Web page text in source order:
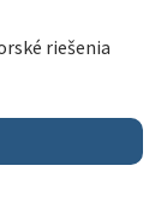
riešenia